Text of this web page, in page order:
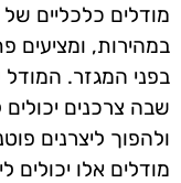
מודלים כלכליים
במהירות, ומציעים
בפני המגזר.
שבה צרכנים
ולהפוך ליצרנים
מודלים אלו